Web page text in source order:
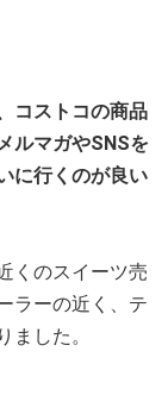
コストコの商品
ルマガやSNSを
に行くのが良い
くのスイーツ売
ラーの近く、テ
ました。